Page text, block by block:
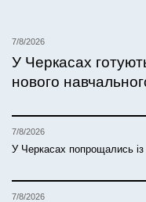
7/8/2026
У Черкасах
нового
7/8/2026
У Черкасах попрощались
7/8/2026